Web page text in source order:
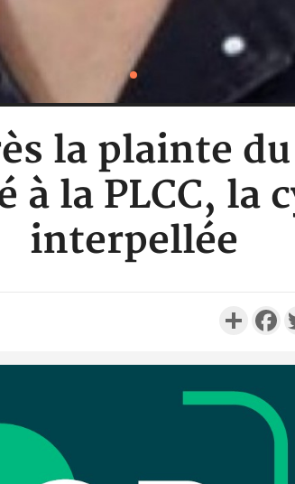
la plainte
à la PLCC, la
interpellée
Côte d'Ivoire : Ouattara
promet des sanctions contre
les déguerpissements i...